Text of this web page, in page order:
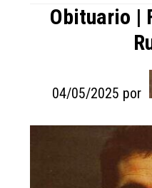
Obituario |
04/05/2025 por